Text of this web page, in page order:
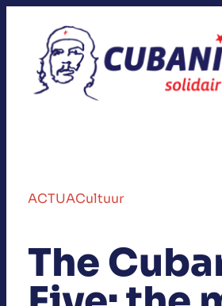
ACTUACultuur
The